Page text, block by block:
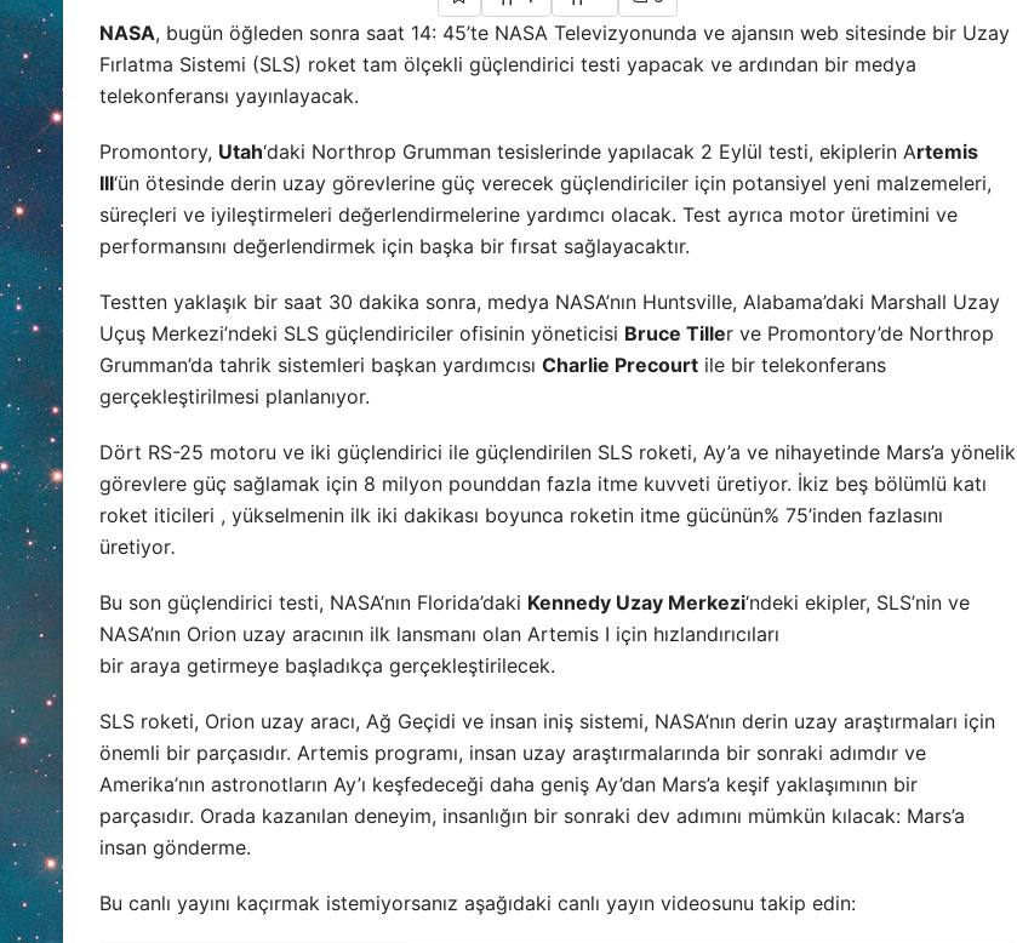
NASA, bugün öğleden sonra saat 14: 45’te NASA Televizyonunda ve ajansın web sitesinde bir Uzay
Fırlatma Sistemi (SLS) roket tam ölçekli güçlendirici testi yapacak ve ardından bir medya
telekonferansı yayınlayacak.
Promontory, Utah‘daki Northrop Grumman tesislerinde yapılacak 2 Eylül testi, ekiplerin Artemis
III‘ün ötesinde derin uzay görevlerine güç verecek güçlendiriciler için potansiyel yeni malzemeleri,
süreçleri ve iyileştirmeleri değerlendirmelerine yardımcı olacak. Test ayrıca motor üretimini ve
performansını değerlendirmek için başka bir fırsat sağlayacaktır.
Testten yaklaşık bir saat 30 dakika sonra, medya NASA’nın Huntsville, Alabama’daki Marshall Uzay
Uçuş Merkezi’ndeki SLS güçlendiriciler ofisinin yöneticisi Bruce Tiller ve Promontory’de Northrop
Grumman’da tahrik sistemleri başkan yardımcısı Charlie Precourt ile bir telekonferans
gerçekleştirilmesi planlanıyor.
Dört RS-25 motoru ve iki güçlendirici ile güçlendirilen SLS roketi, Ay’a ve nihayetinde Mars’a yönelik
görevlere güç sağlamak için 8 milyon pounddan fazla itme kuvveti üretiyor. İkiz beş bölümlü katı
roket iticileri , yükselmenin ilk iki dakikası boyunca roketin itme gücünün% 75’inden fazlasını
üretiyor.
Bu son güçlendirici testi, NASA’nın Florida’daki Kennedy Uzay Merkezi‘ndeki ekipler, SLS’nin ve
NASA’nın Orion uzay aracının ilk lansmanı olan Artemis I için hızlandırıcıları
bir araya getirmeye başladıkça gerçekleştirilecek.
SLS roketi, Orion uzay aracı, Ağ Geçidi ve insan iniş sistemi, NASA’nın derin uzay araştırmaları için
önemli bir parçasıdır. Artemis programı, insan uzay araştırmalarında bir sonraki adımdır ve
Amerika’nın astronotların Ay’ı keşfedeceği daha geniş Ay’dan Mars’a keşif yaklaşımının bir
parçasıdır. Orada kazanılan deneyim, insanlığın bir sonraki dev adımını mümkün kılacak: Mars’a
insan gönderme.
Bu canlı yayını kaçırmak istemiyorsanız aşağıdaki canlı yayın videosunu takip edin: